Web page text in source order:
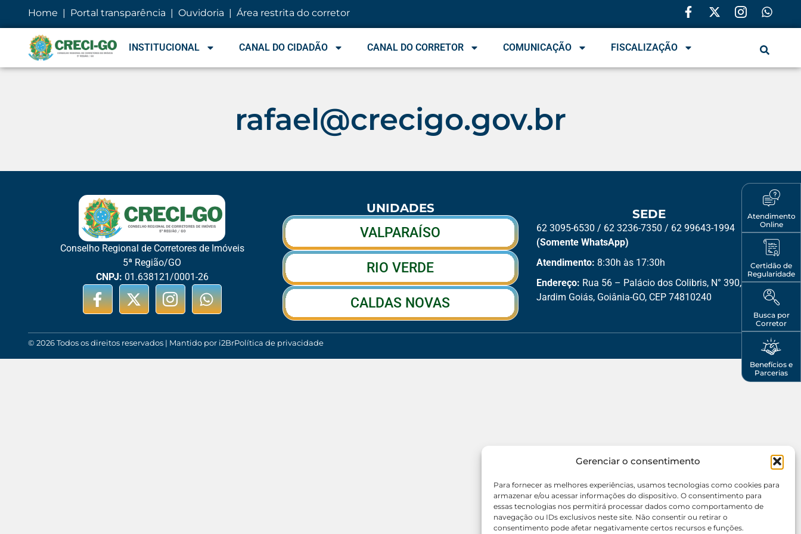
Gerenciar o consentimento
Para fornecer as melhores experiências, usamos tecnologias como cookies para
armazenar e/ou acessar informações do dispositivo. O consentimento para
essas tecnologias nos permitirá processar dados como comportamento de
navegação ou IDs exclusivos neste site. Não consentir ou retirar o
consentimento pode afetar negativamente certos recursos e funções.
conteúdo
Home | Portal transparência | Ouvidoria | Área restrita do corretor
INSTITUCIONAL CANAL DO CIDADÃO CANAL DO CORRETOR COMUNICAÇÃO FISCALIZAÇÃO
Atendimento
Online
Certidão de
Regularidade
Busca por
Corretor
Benefícios e
Parcerias
rafael@crecigo.gov.br
Conselho Regional de Corretores de Imóveis
5ª Região/GO
CNPJ: 01.638121/0001-26
UNIDADES
VALPARAÍSO
RIO VERDE
CALDAS NOVAS
SEDE
62 3095-6530 / 62 3236-7350 / 62 99643-1994
(Somente WhatsApp)
Atendimento: 8:30h às 17:30h
Endereço: Rua 56 – Palácio dos Colibris, N° 390,
Jardim Goiás, Goiânia-GO, CEP 74810240
© 2026 Todos os direitos reservados | Mantido por i2BrPolítica de privacidade